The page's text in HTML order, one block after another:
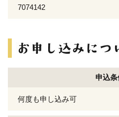
7074142
申込
何度も申し込み可